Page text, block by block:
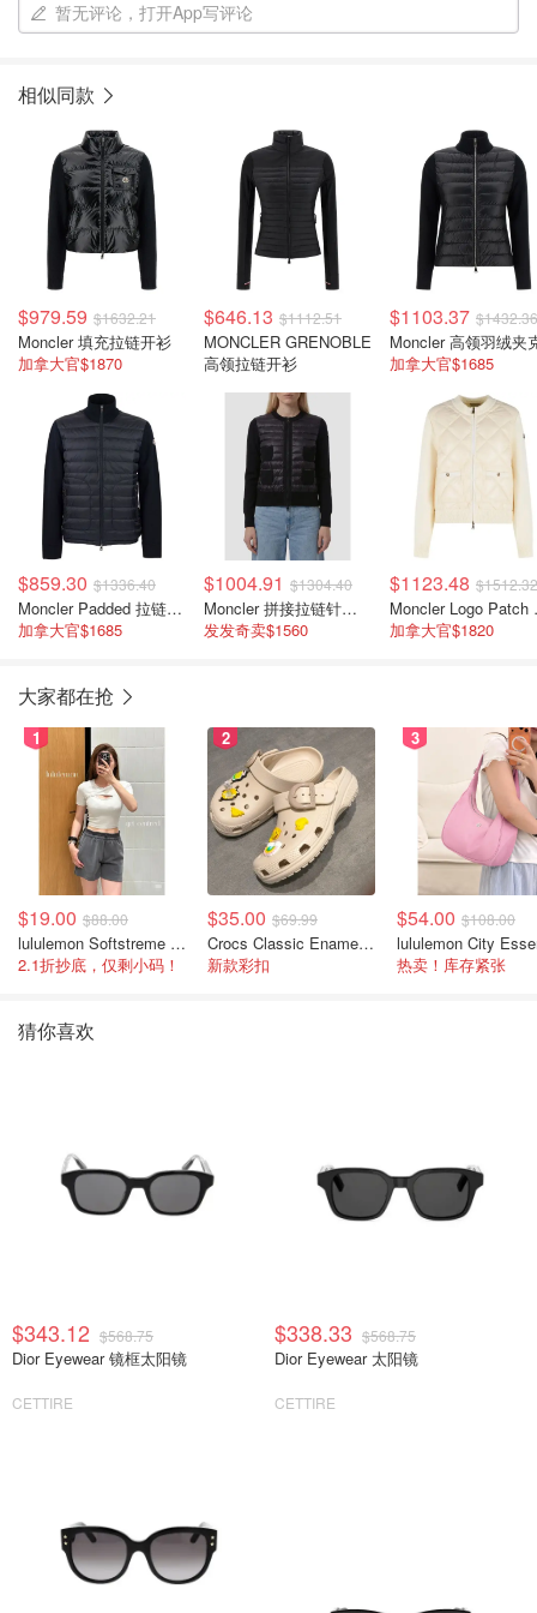
暂无评论，打开App写评论
相似同款
$979.59 $1632.21
Moncler 填充拉链开衫
加拿大官$1870
$646.13 $1112.51
MONCLER GRENOBLE
高领拉链开衫
$1103.37 $1432.36
Moncler 高领羽绒夹
加拿大官$1685
$859.30 $1336.40
Moncler Padded 拉链开衫
加拿大官$1685
$1004.91 $1304.40
Moncler 拼接拉链针织开衫
发发奇卖$1560
$1123.48 $1512.32
加拿大官$1820
大家都在抢
1
$19.00 $88.00
lululemon Softstreme 女士高腰短裤 10cm
2.1折抄底，仅剩小码！
2
$35.00 $69.99
Crocs Classic Enamel Buckle 卡骆驰布扣便鞋
新款彩扣
3
$54.00 $108.00
热卖！库存紧张
猜你喜欢
$343.12 $568.75
Dior Eyewear 镜框太阳镜
CETTIRE
$338.33 $568.75
Dior Eyewear 太阳镜
CETTIRE